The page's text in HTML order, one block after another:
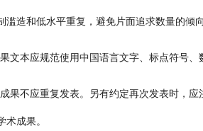
滥造和低水平重复，避免片面追求数量的倾
文本应规范使用中国语言文字、标点符号、
果不应重复发表。另有约定再次发表时，
术成果。